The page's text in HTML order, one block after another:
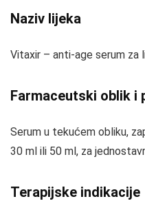
Naziv lijeka
Vitaxir – anti-age serum za
Farmaceutski oblik i
Serum u tekućem obliku,
30 ml ili 50 ml, za
Terapijske indikacije